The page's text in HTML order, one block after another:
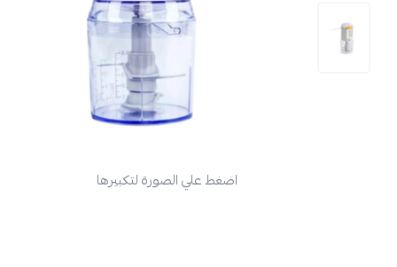
اضغط علي الصورة لتكبيرها